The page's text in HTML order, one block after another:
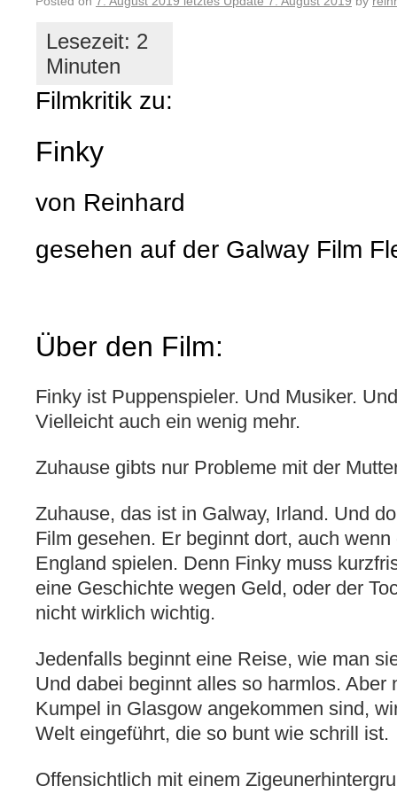
Filmkritik zu:
Finky
von Reinhard
gesehen auf der Galway Film
Über den Film:
Finky ist Puppenspieler. Und Musiker.
Vielleicht auch ein wenig mehr.
Zuhause gibts nur Probleme mit der
Zuhause, das ist in Galway, Irland. Und
Film gesehen. Er beginnt dort, auch
England spielen. Denn Finky muss
eine Geschichte wegen Geld, oder der
nicht wirklich wichtig.
Jedenfalls beginnt eine Reise, wie man
Und dabei beginnt alles so harmlos. Aber
Kumpel in Glasgow angekommen sind,
Welt eingeführt, die so bunt wie schrill ist.
Offensichtlich mit einem